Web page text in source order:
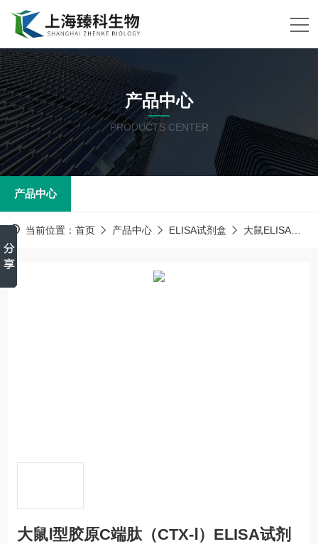
产品中心
PRODUCTS CENTER
产品中心
当前位置： 首页 产品中心 ELISA试剂盒 大鼠ELISA试剂盒
大鼠Ⅰ型胶原C端肽（CTX-Ⅰ）ELISA试剂